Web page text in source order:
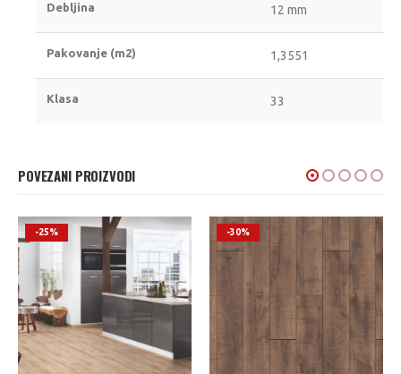
Debljina 12 mm
Pakovanje (m2) 1,3551
Klasa 33
POVEZANI PROIZVODI
-30% -30%